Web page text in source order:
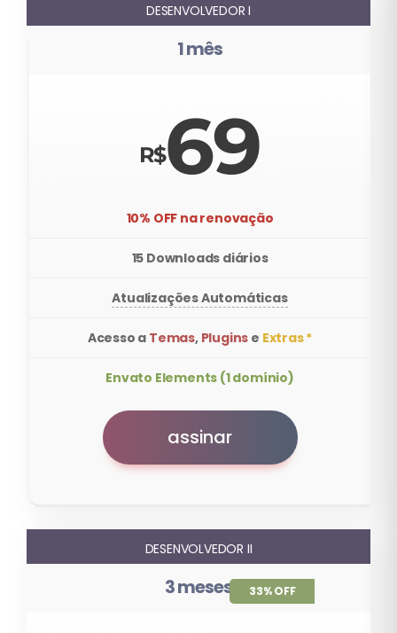
DESENVOLVEDOR I
1 mês
69
10% OFF na renovação
15 Downloads diários
Atualizações Automáticas
Acesso a Temas, Plugins e Extras *
Envato Elements (1 domínio)
assinar
DESENVOLVEDOR II
3 meses 33% OFF